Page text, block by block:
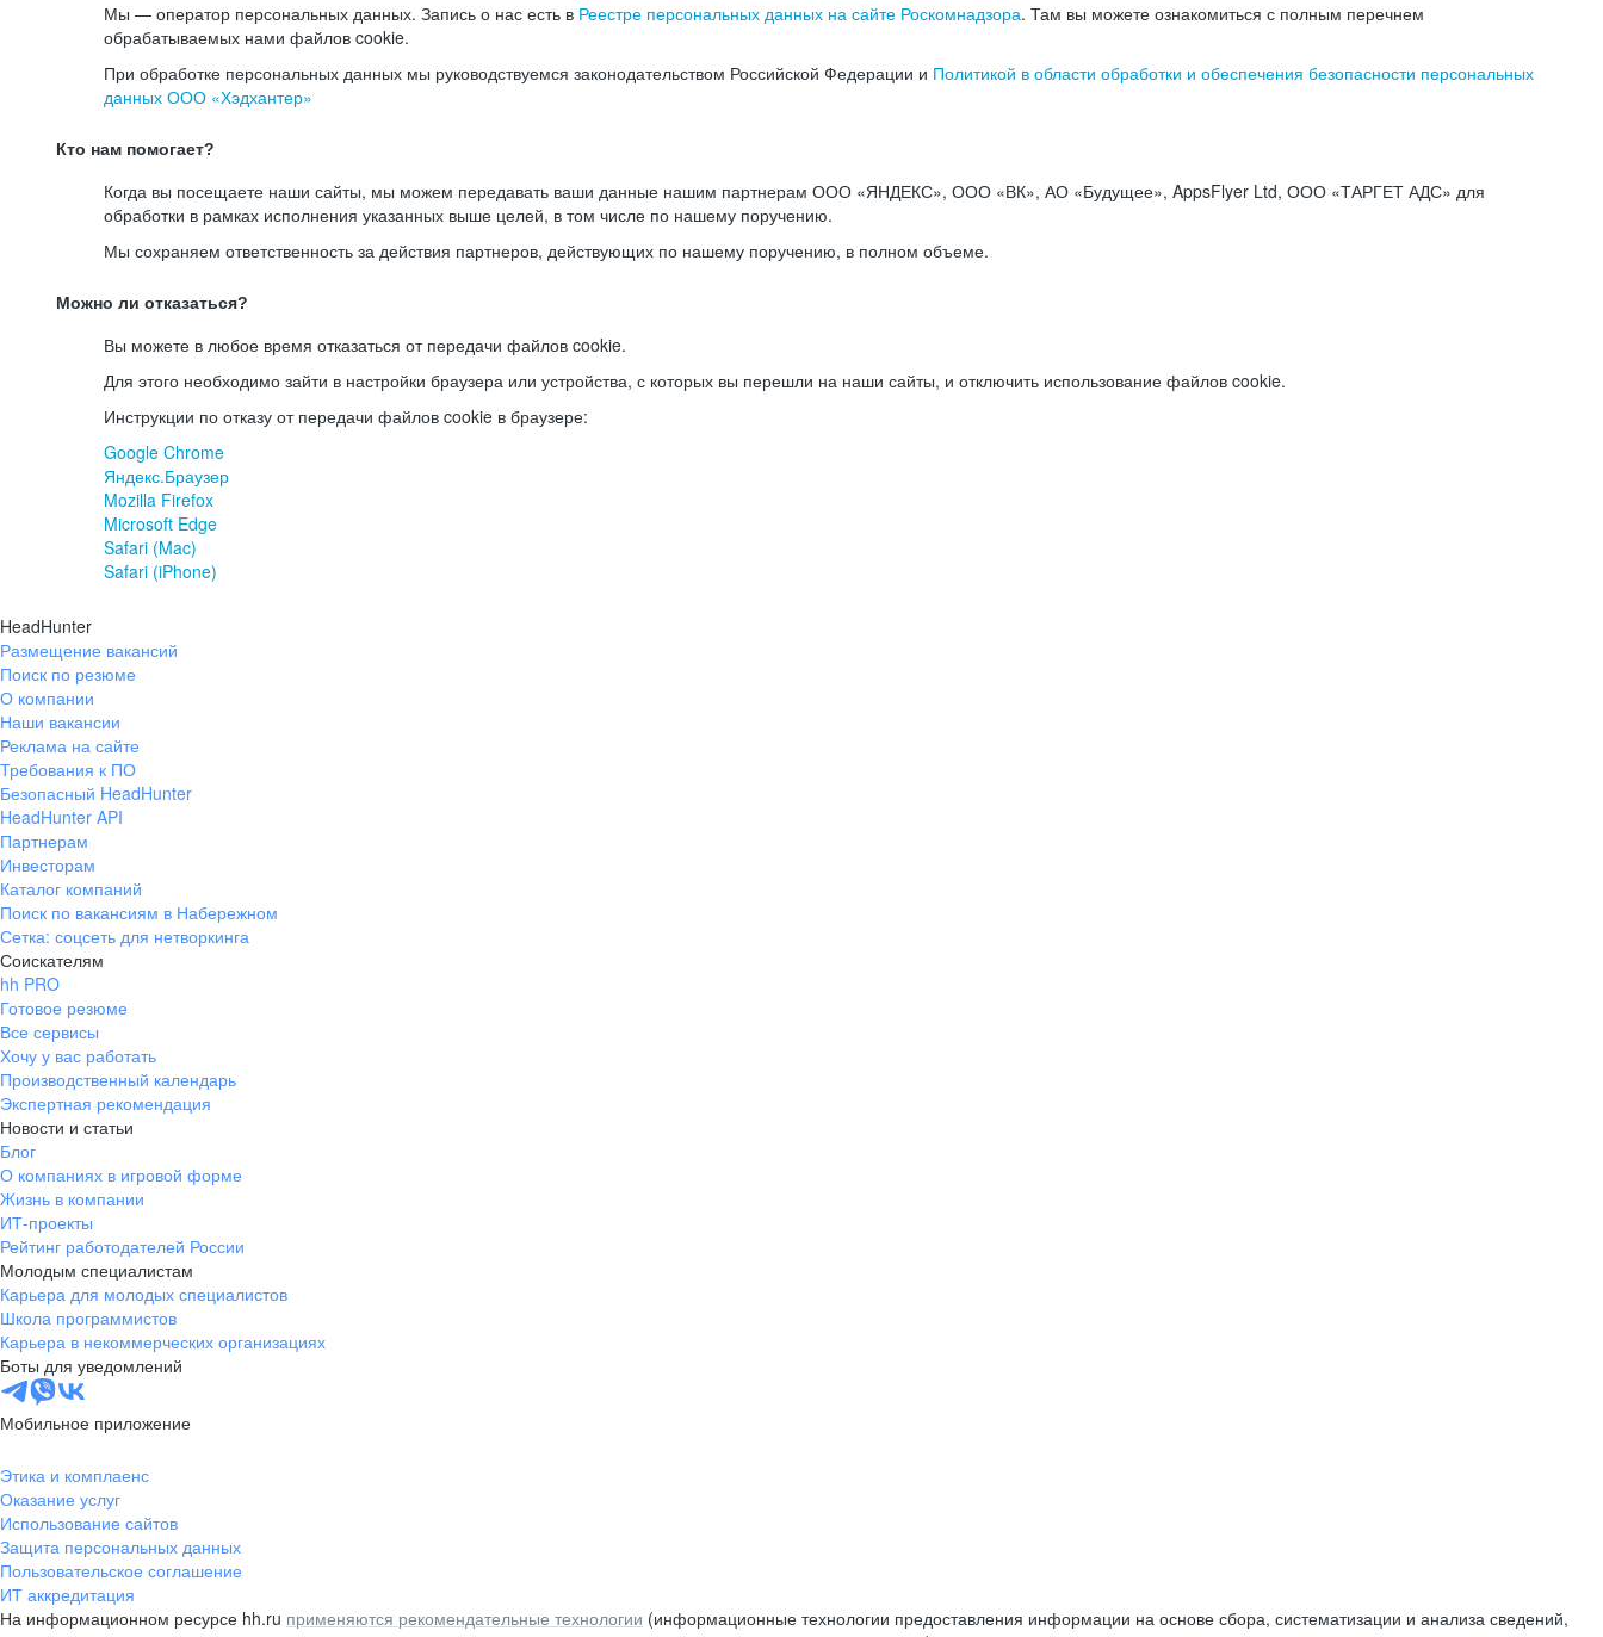
Мы — оператор персональных данных. Запись о нас есть в Реестре персональных данных на сайте Роскомнадзора. Там вы можете ознакомиться с полным перечнем
обрабатываемых нами файлов cookie.
При обработке персональных данных мы руководствуемся законодательством Российской Федерации и Политикой в области обработки и обеспечения безопасности персональных
данных ООО «Хэдхантер»
Кто нам помогает?
Когда вы посещаете наши сайты, мы можем передавать ваши данные нашим партнерам ООО «ЯНДЕКС», ООО «ВК», АО «Будущее», AppsFlyer Ltd, ООО «ТАРГЕТ АДС» для
обработки в рамках исполнения указанных выше целей, в том числе по нашему поручению.
Мы сохраняем ответственность за действия партнеров, действующих по нашему поручению, в полном объеме.
Можно ли отказаться?
Вы можете в любое время отказаться от передачи файлов cookie.
Для этого необходимо зайти в настройки браузера или устройства, с которых вы перешли на наши сайты, и отключить использование файлов cookie.
Инструкции по отказу от передачи файлов cookie в браузере:
Google Chrome
Яндекс.Браузер
Mozilla Firefox
Microsoft Edge
Safari (Mac)
Safari (iPhone)
HeadHunter
Размещение вакансий
Поиск по резюме
О компании
Наши вакансии
Реклама на сайте
Требования к ПО
Безопасный HeadHunter
HeadHunter API
Партнерам
Инвесторам
Каталог компаний
Поиск по вакансиям в Набережном
Сетка: соцсеть для нетворкинга
Соискателям
hh PRO
Готовое резюме
Все сервисы
Хочу у вас работать
Производственный календарь
Экспертная рекомендация
Новости и статьи
Блог
О компаниях в игровой форме
Жизнь в компании
ИТ-проекты
Рейтинг работодателей России
Молодым специалистам
Карьера для молодых специалистов
Школа программистов
Карьера в некоммерческих организациях
Боты для уведомлений
Мобильное приложение
Этика и комплаенс
Оказание услуг
Использование сайтов
Защита персональных данных
Пользовательское соглашение
ИТ аккредитация
На информационном ресурсе hh.ru применяются рекомендательные технологии (информационные технологии предоставления информации на основе сбора, систематизации и анализа сведений,